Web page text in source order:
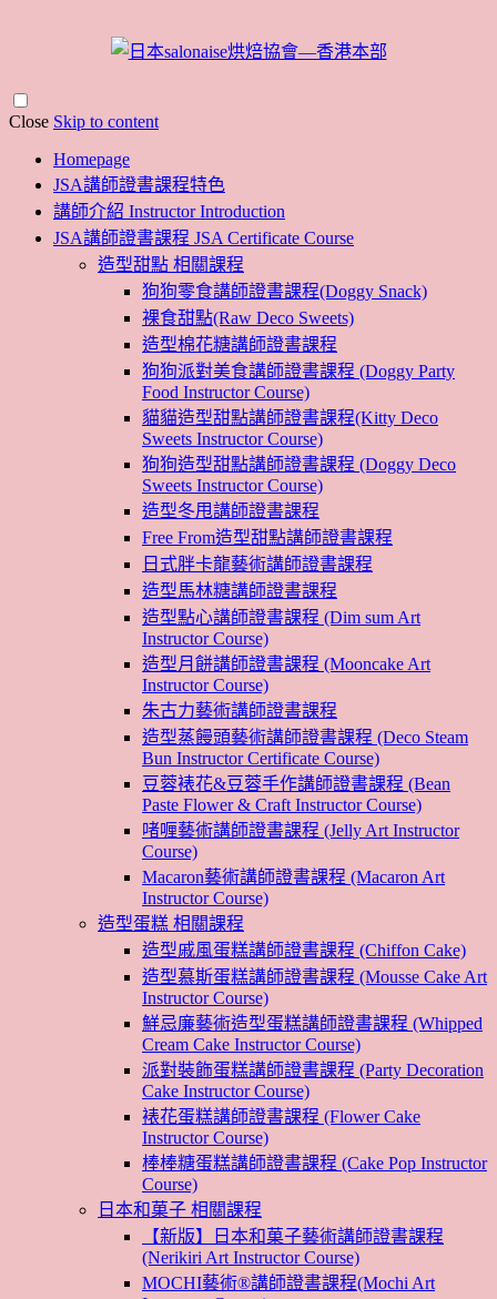
Close Skip to content
Homepage
JSA講師證書課程特色
講師介紹 Instructor Introduction
JSA講師證書課程 JSA Certificate Course
造型甜點 相關課程
狗狗零食講師證書課程(Doggy Snack)
裸食甜點(Raw Deco Sweets)
造型棉花糖講師證書課程
狗狗派對美食講師證書課程 (Doggy Party
Food Instructor Course)
貓貓造型甜點講師證書課程(Kitty Deco
Sweets Instructor Course)
狗狗造型甜點講師證書課程 (Doggy Deco
Sweets Instructor Course)
造型冬甩講師證書課程
Free From造型甜點講師證書課程
日式胖卡龍藝術講師證書課程
造型馬林糖講師證書課程
造型點心講師證書課程 (Dim sum Art
Instructor Course)
造型月餅講師證書課程 (Mooncake Art
Instructor Course)
朱古力藝術講師證書課程
造型蒸饅頭藝術講師證書課程 (Deco Steam
Bun Instructor Certificate Course)
豆蓉裱花&豆蓉手作講師證書課程 (Bean
Paste Flower & Craft Instructor Course)
啫喱藝術講師證書課程 (Jelly Art Instructor
Course)
Macaron藝術講師證書課程 (Macaron Art
Instructor Course)
造型蛋糕 相關課程
造型戚風蛋糕講師證書課程 (Chiffon Cake)
造型慕斯蛋糕講師證書課程 (Mousse Cake Art
Instructor Course)
鮮忌廉藝術造型蛋糕講師證書課程 (Whipped
Cream Cake Instructor Course)
派對裝飾蛋糕講師證書課程 (Party Decoration
Cake Instructor Course)
裱花蛋糕講師證書課程 (Flower Cake
Instructor Course)
棒棒糖蛋糕講師證書課程 (Cake Pop Instructor
Course)
日本和菓子 相關課程
【新版】日本和菓子藝術講師證書課程
(Nerikiri Art Instructor Course)
MOCHI藝術®講師證書課程(Mochi Art